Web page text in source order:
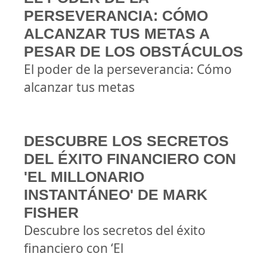
PERSEVERANCIA: CÓMO
ALCANZAR TUS METAS A
PESAR DE LOS OBSTÁCULOS
El poder de la perseverancia: Cómo
alcanzar tus metas
DESCUBRE LOS SECRETOS
DEL ÉXITO FINANCIERO CON
'EL MILLONARIO
INSTANTÁNEO' DE MARK
FISHER
Descubre los secretos del éxito
financiero con ‘El